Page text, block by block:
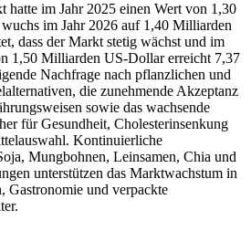
hatte im Jahr 2025 einen Wert von 1,30
im Jahr 2026 auf 1,40 Milliarden
dass der Markt stetig wächst und im
1,50 Milliarden US-Dollar erreicht 7,37
Nachfrage nach pflanzlichen und
die zunehmende Akzeptanz
sowie das wachsende
für Gesundheit, Cholesterinsenkung
Kontinuierliche
Mungbohnen, Leinsamen, Chia und
unterstützen das Marktwachstum in
Gastronomie und verpackte